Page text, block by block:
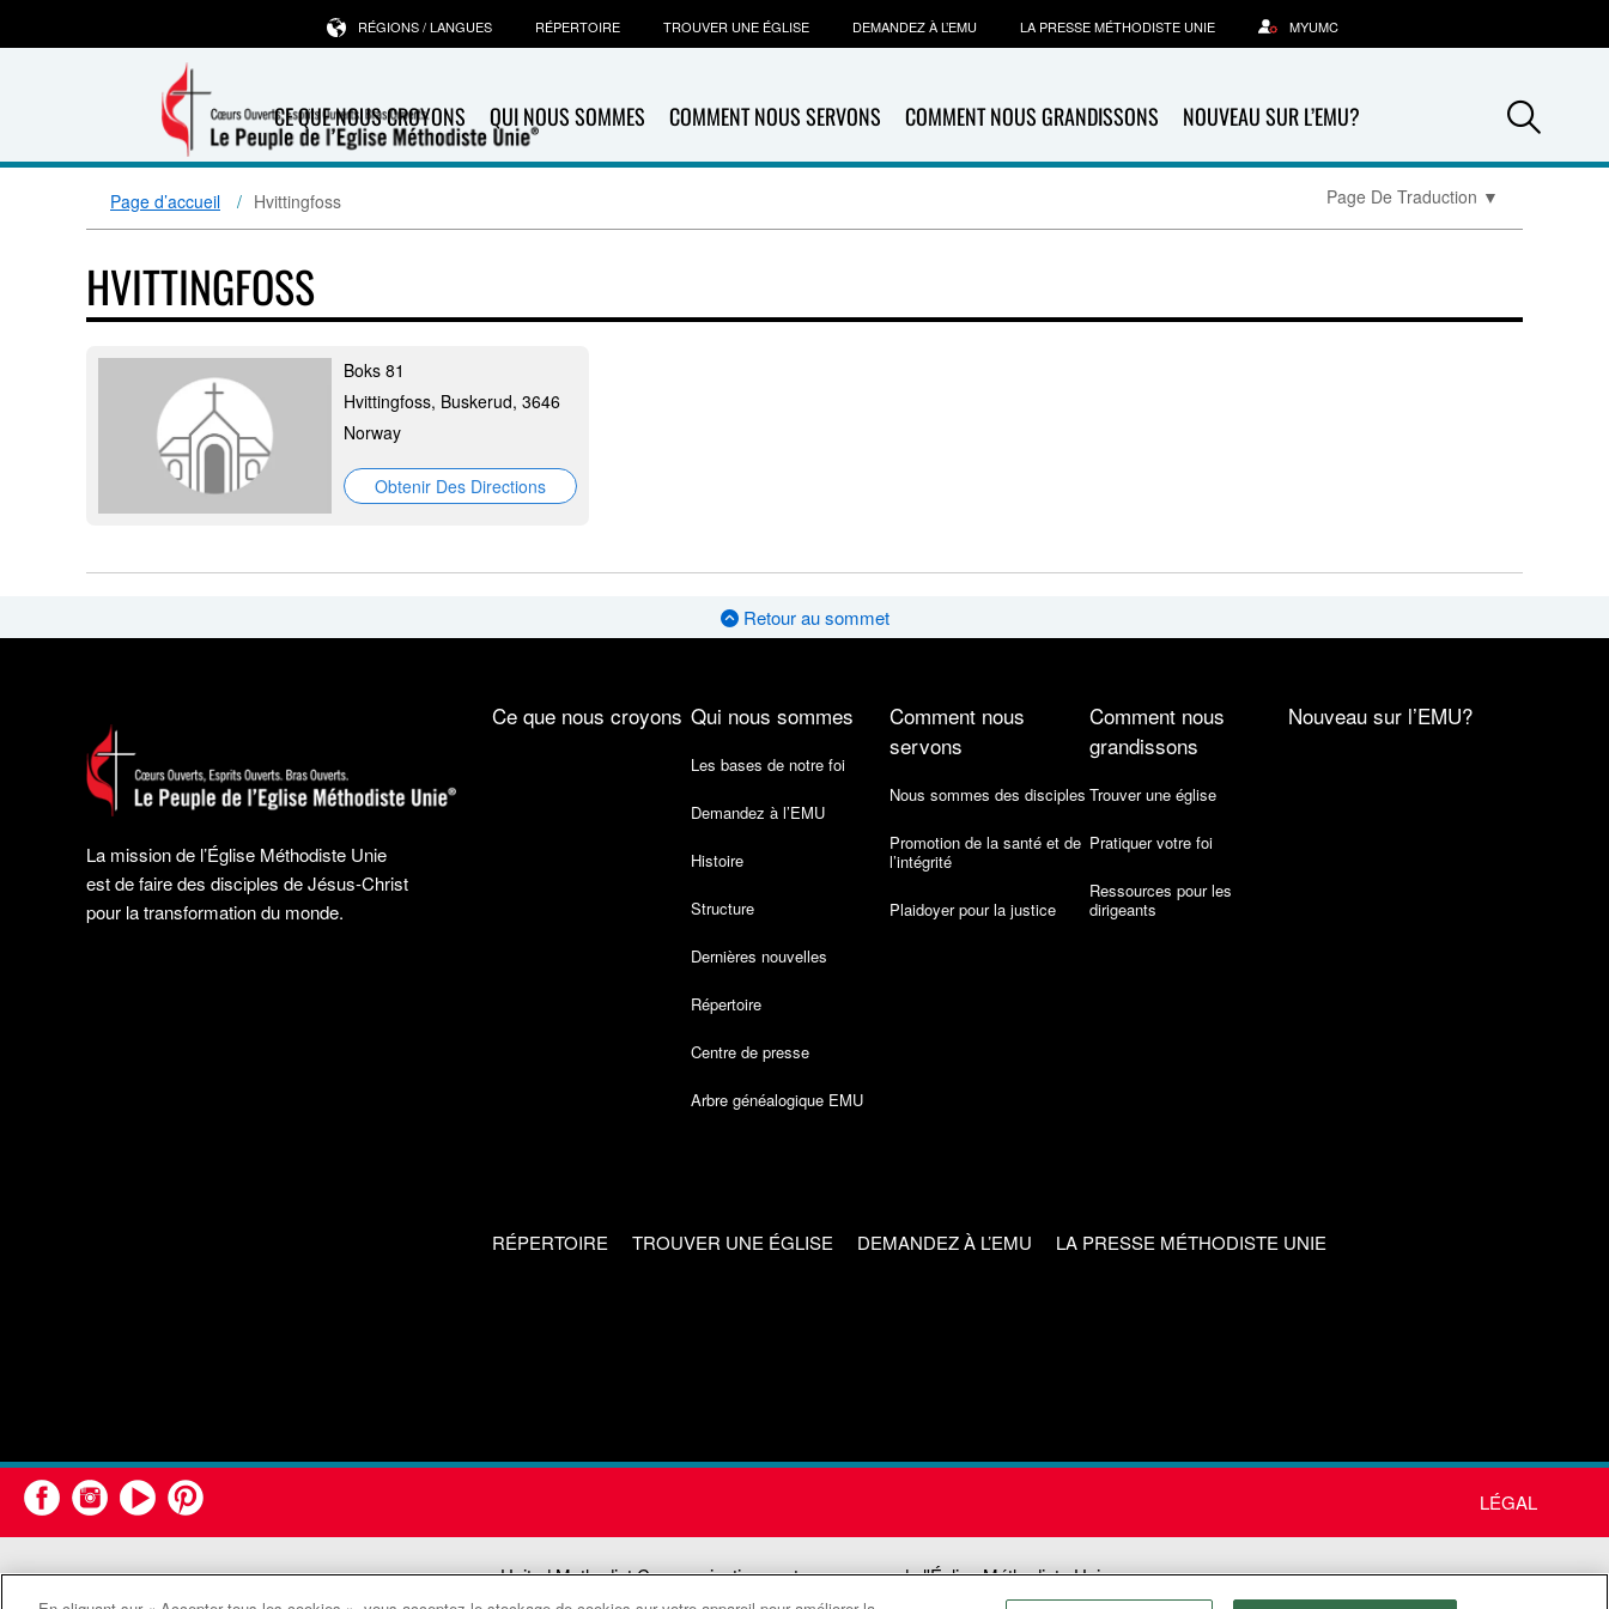
CE QUE NOUS CROYONS QUI NOUS SOMMES COMMENT NOUS SERVONS COMMENT NOUS GRANDISSONS NOUVEAU SUR L’EMU?
RÉGIONS / LANGUES RÉPERTOIRE TROUVER UNE ÉGLISE DEMANDEZ À L’EMU LA PRESSE MÉTHODISTE UNIE MYUMC
Page d’accueil Hvittingfoss Page De Traduction ▼
HVITTINGFOSS
Boks 81
Hvittingfoss, Buskerud, 3646
Norway
Obtenir Des Directions
Retour au sommet
La mission de l’Église Méthodiste Unie
est de faire des disciples de Jésus-Christ
pour la transformation du monde.
Ce que nous croyons Qui nous sommes
Les bases de notre foi
Demandez à l’EMU
Histoire
Structure
Dernières nouvelles
Répertoire
Centre de presse
Arbre généalogique EMU
Comment nous
servons
Nous sommes des disciples
Promotion de la santé et de
l’intégrité
Plaidoyer pour la justice
Comment nous
grandissons
Trouver une église
Pratiquer votre foi
Ressources pour les
dirigeants
Nouveau sur l’EMU?
RÉPERTOIRE TROUVER UNE ÉGLISE DEMANDEZ À L’EMU LA PRESSE MÉTHODISTE UNIE
LÉGAL
United Methodist Communications est une agence de l'Église Méthodiste Unie